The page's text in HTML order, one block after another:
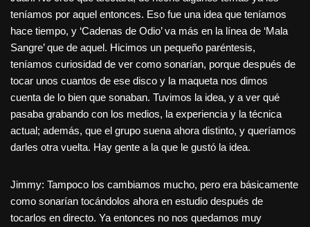
teníamos por aquel entonces. Eso fue una idea que teníamos
hace tiempo, y ‘Cadenas de Odio’ va más en la línea de ‘Mala
Sangre’ que de aquel. Hicimos un pequeño paréntesis,
teníamos curiosidad de ver como sonarían, porque después de
tocar unos cuantos de ese disco y la maqueta nos dimos
cuenta de lo bien que sonaban. Tuvimos la idea, y a ver qué
pasaba grabando con los medios, la experiencia y la técnica
actual; además, que el grupo suena ahora distinto, y queríamos
darles otra vuelta. Hay gente a la que le gustó la idea.
Jimmy: Tampoco los cambiamos mucho, pero era básicamente
como sonarían tocándolos ahora en estudio después de
tocarlos en directo. Ya entonces no nos quedamos muy